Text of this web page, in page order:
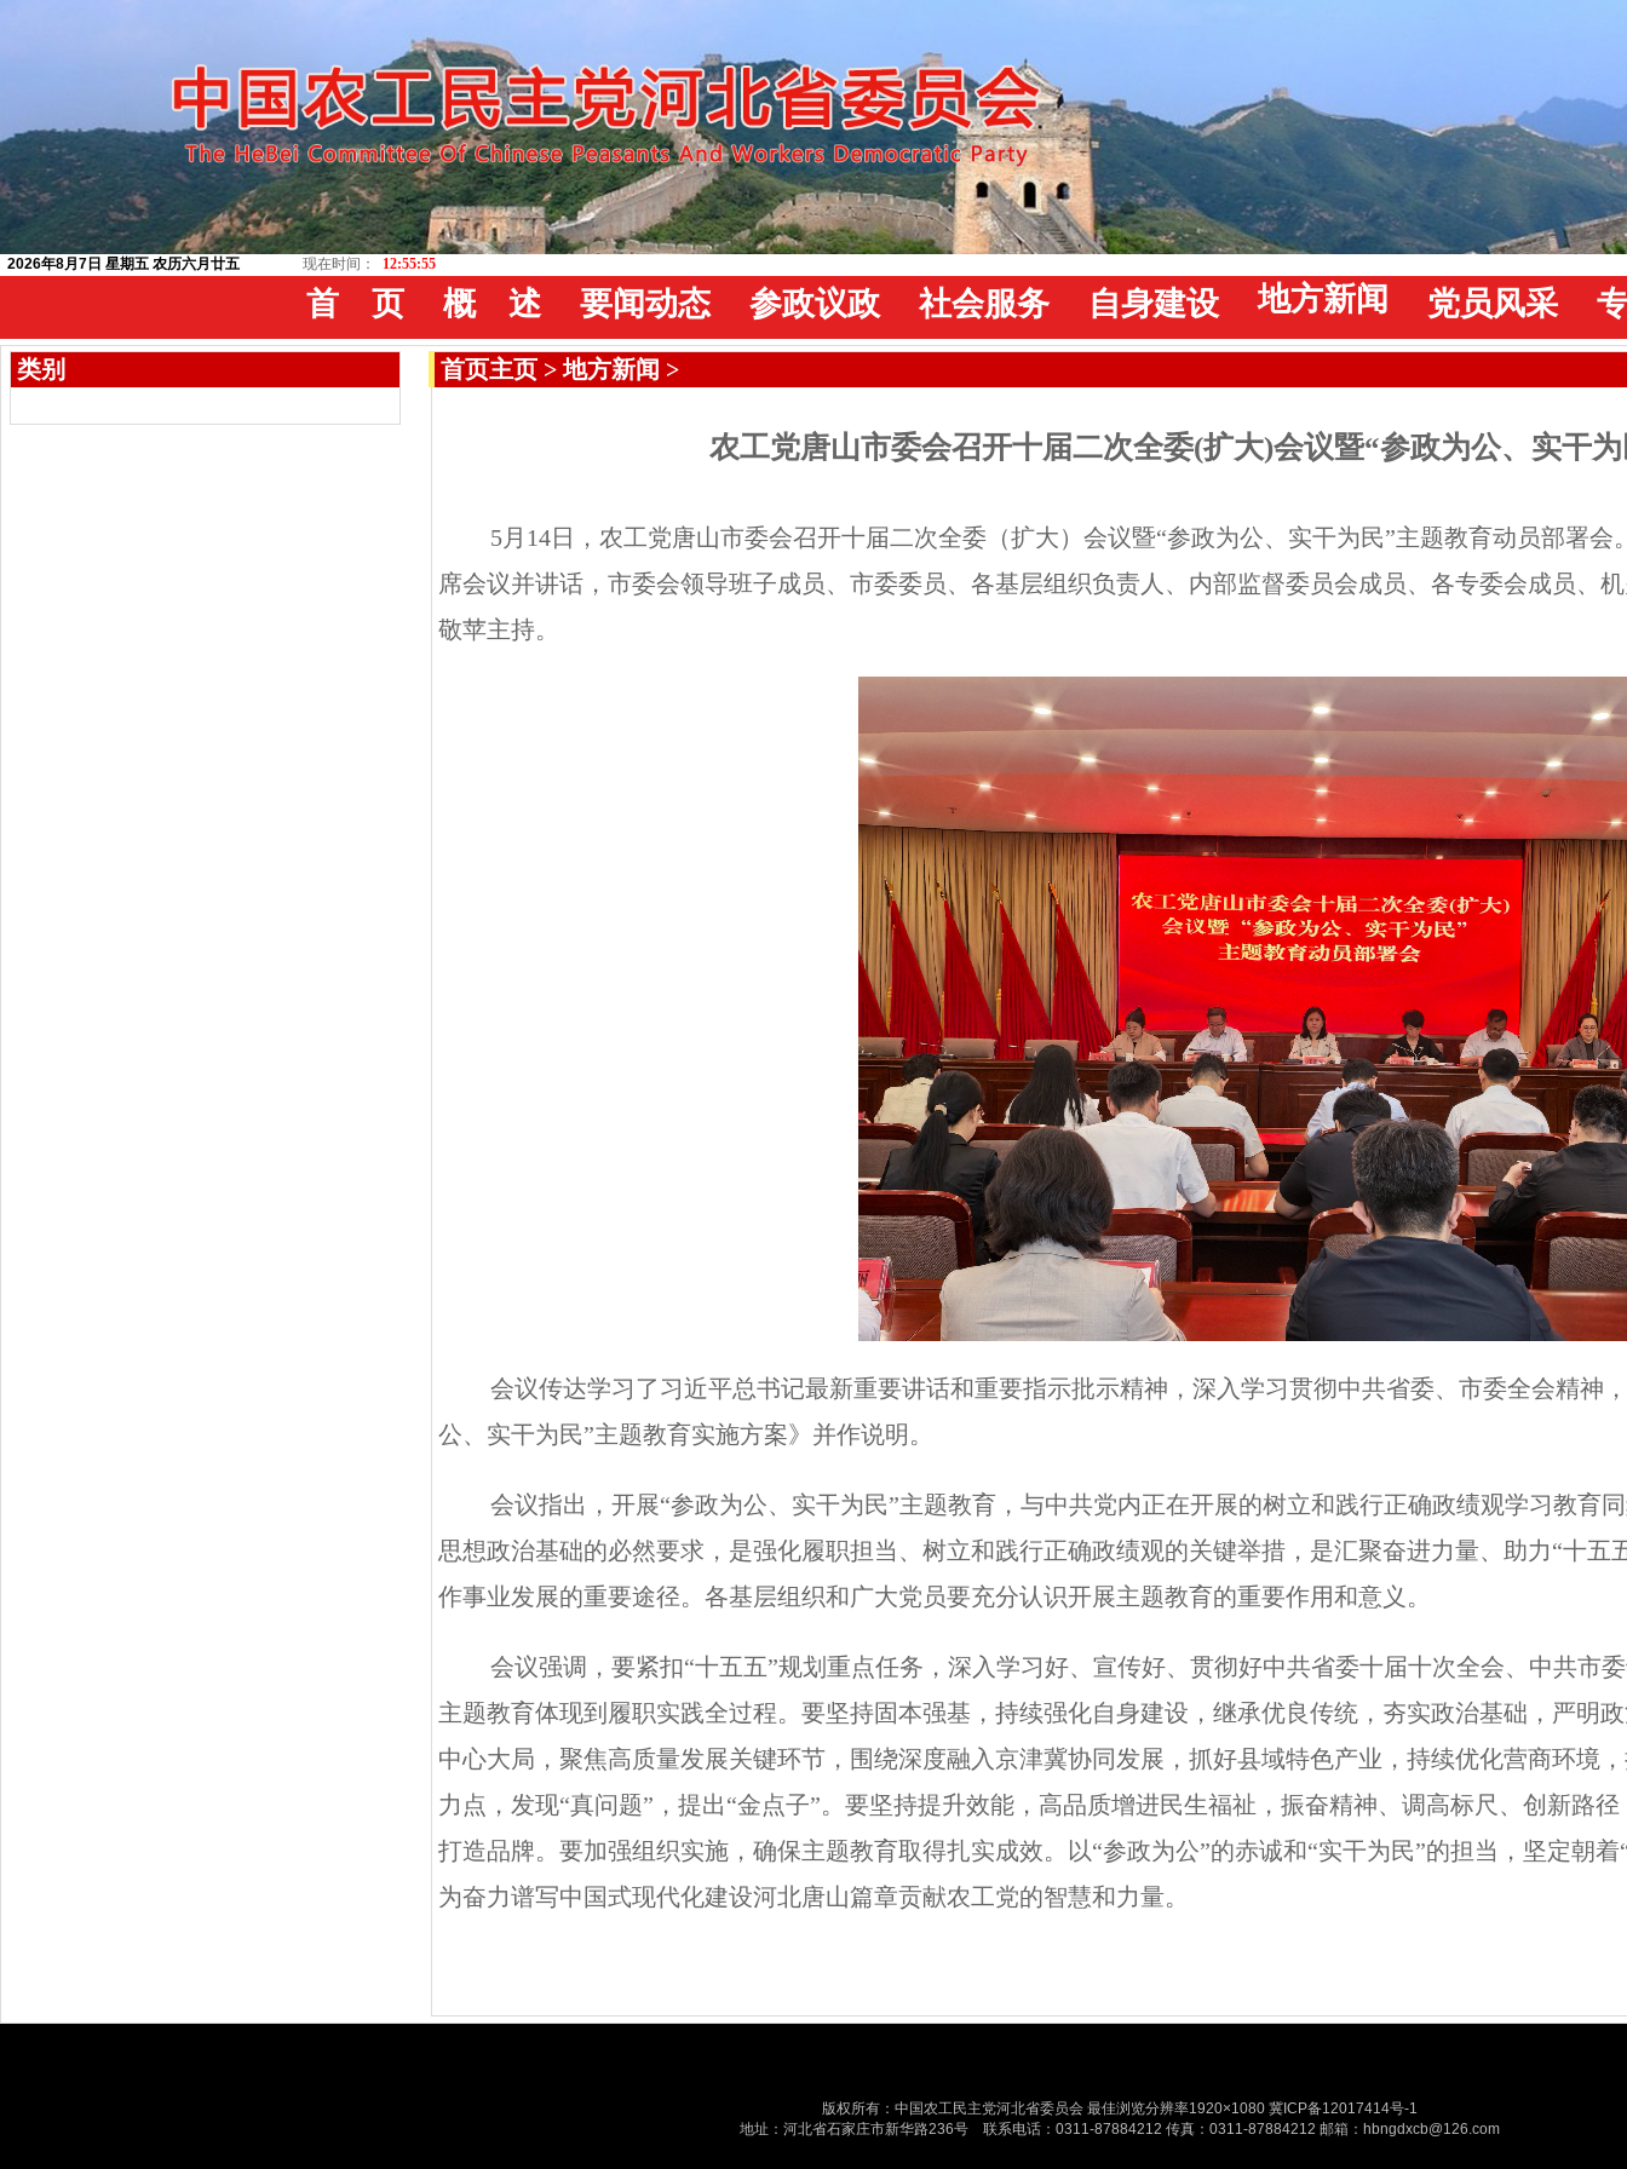
2026年8月7日 星期五 农历六月廿五 现在时间： 12:55:55
首 页 概 述 要闻动态 参政议政 社会服务 自身建设 地方新闻 党员风采
类别 首页主页>地方新闻 >
农工党唐山市委会召开十届二次全委(扩大)会议暨“参政为公、实干
5月14日，农工党唐山市委会召开十届二次全委（扩大）会议暨“参政为公、实干为民”主题教育动员部署
席会议并讲话，市委会领导班子成员、市委委员、各基层组织负责人、内部监督委员会成员、各专委会成员、
敬苹主持。
会议传达学习了习近平总书记最新重要讲话和重要指示批示精神，深入学习贯彻中共省委、市委全会精神
公、实干为民”主题教育实施方案》并作说明。
会议指出，开展“参政为公、实干为民”主题教育，与中共党内正在开展的树立和践行正确政绩观学习教育
思想政治基础的必然要求，是强化履职担当、树立和践行正确政绩观的关键举措，是汇聚奋进力量、助力“十
作事业发展的重要途径。各基层组织和广大党员要充分认识开展主题教育的重要作用和意义。
会议强调，要紧扣“十五五”规划重点任务，深入学习好、宣传好、贯彻好中共省委十届十次全会、中共市
主题教育体现到履职实践全过程。要坚持固本强基，持续强化自身建设，继承优良传统，夯实政治基础，严明
中心大局，聚焦高质量发展关键环节，围绕深度融入京津冀协同发展，抓好县域特色产业，持续优化营商环境
力点，发现“真问题”，提出“金点子”。要坚持提升效能，高品质增进民生福祉，振奋精神、调高标尺、创新路
打造品牌。要加强组织实施，确保主题教育取得扎实成效。以“参政为公”的赤诚和“实干为民”的担当，坚定朝
为奋力谱写中国式现代化建设河北唐山篇章贡献农工党的智慧和力量。
版权所有：中国农工民主党河北省委员会 最佳浏览分辨率1920×1080 冀ICP备12017414号-1
地址：河北省石家庄市新华路236号 联系电话：0311-87884212 传真：0311-87884212 邮箱：hbngdxcb@126.com